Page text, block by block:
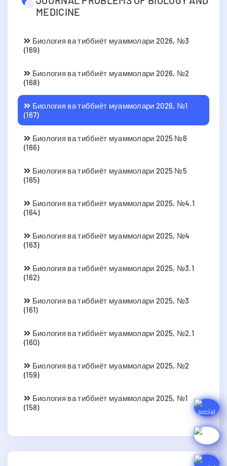
MEDICINE
Биология ва тиббиёт муаммолари 2026, №3
(169)
Биология ва тиббиёт муаммолари 2026, №2
(168)
Биология ва тиббиёт муаммолари 2026, №1
(167)
Биология ва тиббиёт муаммолари 2025 №6
(166)
Биология ва тиббиёт муаммолари 2025 №5
(165)
Биология ва тиббиёт муаммолари 2025, №4.1
(164)
Биология ва тиббиёт муаммолари 2025, №4
(163)
Биология ва тиббиёт муаммолари 2025, №3.1
(162)
Биология ва тиббиёт муаммолари 2025, №3
(161)
Биология ва тиббиёт муаммолари 2025, №2.1
(160)
Биология ва тиббиёт муаммолари 2025, №2
(159)
Биология ва тиббиёт муаммолари 2025, №1
(158)